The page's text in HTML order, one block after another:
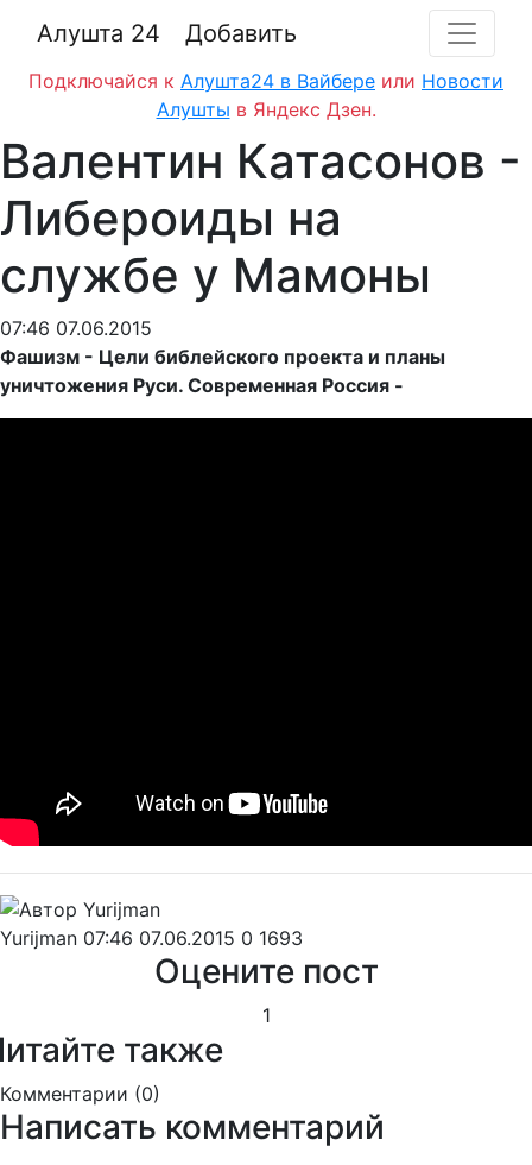
Алушта 24 Добавить
Подключайся к Алушта24 в Вайбере или Новости
Алушты в Яндекс Дзен.
Валентин Катасонов -
Либероиды на
службе у Мамоны
07:46 07.06.2015
Фашизм - Цели библейского проекта и планы
уничтожения Руси. Современная Россия -
Yurijman 07:46 07.06.2015 0 1693
Оцените пост
1
также
Комментарии (0)
Написать комментарий